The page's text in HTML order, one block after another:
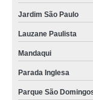
tomografia intestinal
clínica para tomografia
tomografia do crânio
tomografia do joelho
clínica para tomografia
Jardim São Paulo
Lauzane Paulista
Mandaqui
Parada Inglesa
Parque São